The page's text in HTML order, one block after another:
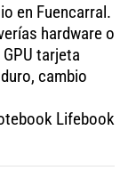
en Fuencarral.
hardware o
tarjeta
cambio
Lifebook